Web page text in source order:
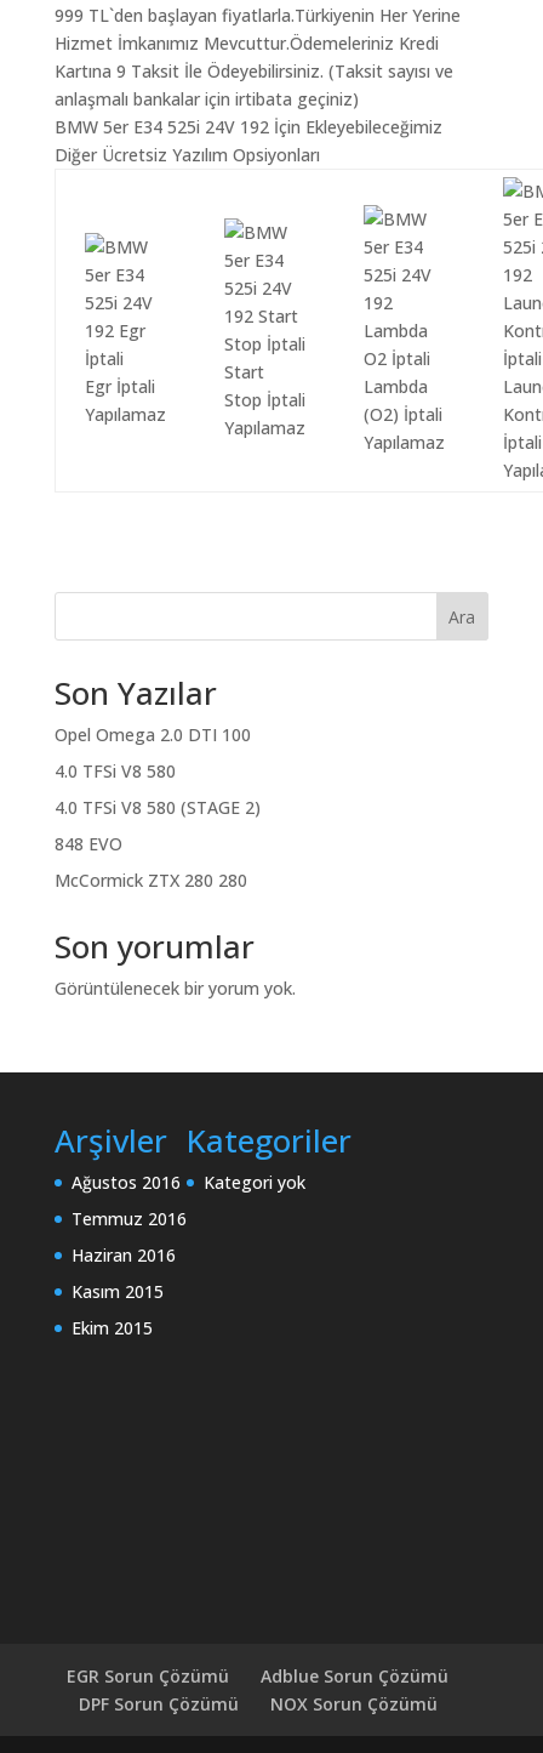
999 TL`den başlayan fiyatlarla.Türkiyenin Her Yerine
Hizmet İmkanımız Mevcuttur.Ödemeleriniz Kredi
Kartına 9 Taksit İle Ödeyebilirsiniz. (Taksit sayısı ve
anlaşmalı bankalar için irtibata geçiniz)
BMW 5er E34 525i 24V 192 İçin Ekleyebileceğimiz
Diğer Ücretsiz Yazılım Opsiyonları
Egr İptali
Yapılamaz
Start
Stop İptali
Yapılamaz
Lambda
(O2) İptali
Yapılamaz
İptali
Ara
Son Yazılar
Opel Omega 2.0 DTI 100
4.0 TFSi V8 580
4.0 TFSi V8 580 (STAGE 2)
848 EVO
McCormick ZTX 280 280
Son yorumlar
Görüntülenecek bir yorum yok.
Arşivler
Ağustos 2016
Temmuz 2016
Haziran 2016
Kasım 2015
Ekim 2015
Kategoriler
Kategori yok
EGR Sorun Çözümü
Adblue Sorun Çözümü
DPF Sorun Çözümü
NOX Sorun Çözümü